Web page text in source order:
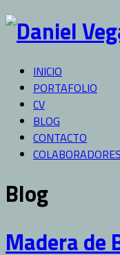
INICIO
PORTAFOLIO
CV
BLOG
CONTACTO
COLABORADORES
Blog
Madera de